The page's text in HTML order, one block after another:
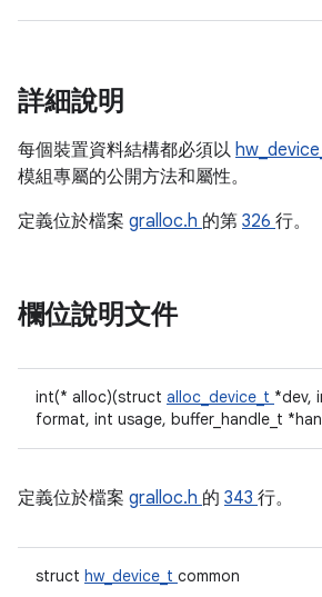
詳細說明
每個裝置資料結構都必須以
模組專屬的公開方法和屬性。
定義位於檔案 gralloc.h 的第 326 行。
欄位說明文件
int(* alloc)(struct alloc_device_t *dev,
format, int usage, buffer_handle_t
定義位於檔案 gralloc.h 的 343 行。
struct hw_device_t common